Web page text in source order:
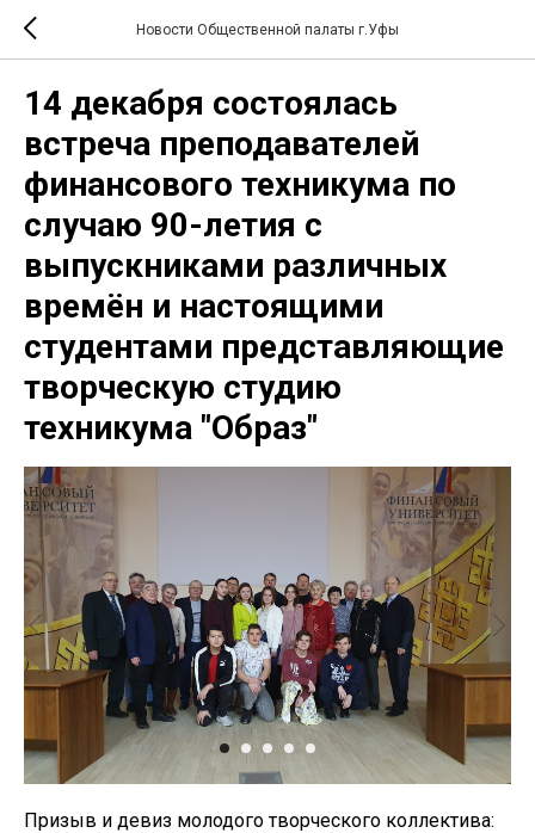
Новости Общественной палаты г.Уфы
14 декабря состоялась
встреча преподавателей
финансового техникума по
случаю 90-летия с
выпускниками различных
времён и настоящими
студентами представляющие
творческую студию
техникума "Образ"
Призыв и девиз молодого творческого коллектива: